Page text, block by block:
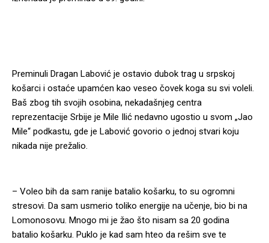
Preminuli Dragan Labović je ostavio dubok trag u srpskoj
košarci i ostaće upamćen kao veseo čovek koga su svi voleli.
Baš zbog tih svojih osobina, nekadašnjeg centra
reprezentacije Srbije je Mile Ilić nedavno ugostio u svom „Jao
Mile“ podkastu, gde je Labović govorio o jednoj stvari koju
nikada nije prežalio.
– Voleo bih da sam ranije batalio košarku, to su ogromni
stresovi. Da sam usmerio toliko energije na učenje, bio bi na
Lomonosovu. Mnogo mi je žao što nisam sa 20 godina
batalio košarku. Puklo je kad sam hteo da rešim sve te